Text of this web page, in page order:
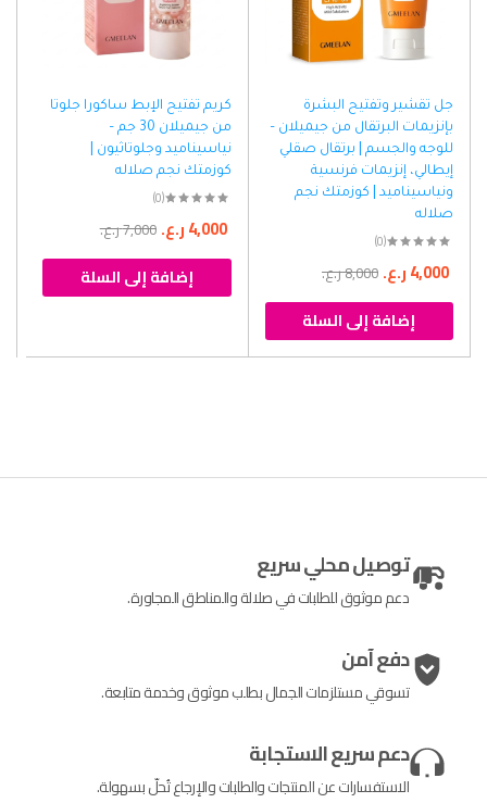
جل تقشير وتفتيح البشرة
بإنزيمات البرتقال من جيميلان –
للوجه والجسم | برتقال صقلي
إيطالي، إنزيمات فرنسية
ونياسيناميد | كوزمتك نجم
صلاله
(0)
8,000ر.ع. 4,000ر.ع.
إضافة إلى السلة
كريم تفتيح الإبط ساكورا جلوتا
من جيميلان 30 جم –
نياسيناميد وجلوتاثيون |
كوزمتك نجم صلاله
(0)
7,000ر.ع. 4,000ر.ع.
إضافة إلى السلة
توصيل محلي سريع
دعم موثوق للطلبات في صلالة والمناطق المجاورة.
دفع آمن
تسوقي مستلزمات الجمال بطلب موثوق وخدمة متابعة.
دعم سريع الاستجابة
الاستفسارات عن المنتجات والطلبات والإرجاع تُحلّ بسهولة.